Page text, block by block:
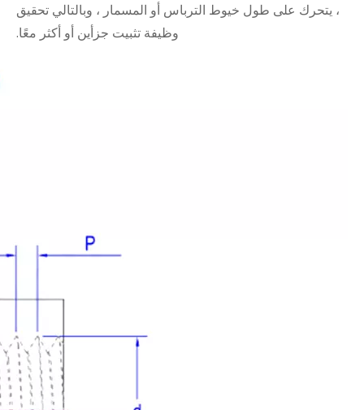
، يتحرك على طول خيوط الترباس أو المسمار ، وبالتالي تحقيق
وظيفة تثبيت جزأين أو أكثر معًا.